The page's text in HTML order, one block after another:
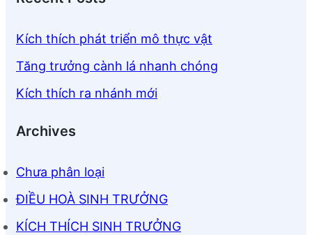
Kích thích phát triển mô thực vật
Tăng trưởng cành lá nhanh chóng
Kích thích ra nhánh mới
Archives
Chưa phân loại
ĐIỀU HOÀ SINH TRƯỞNG
KÍCH THÍCH SINH TRƯỞNG